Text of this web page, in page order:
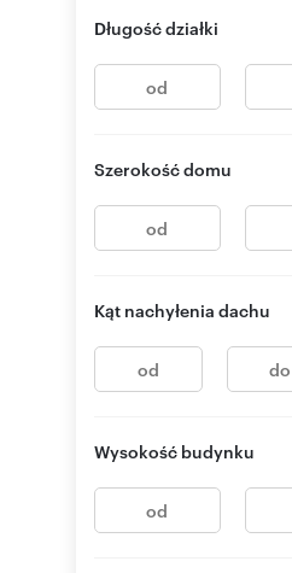
Długość działki
Szerokość domu
Kąt nachyłenia dachu
Wysokość budynku